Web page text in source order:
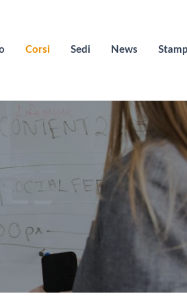
Corsi Sedi News